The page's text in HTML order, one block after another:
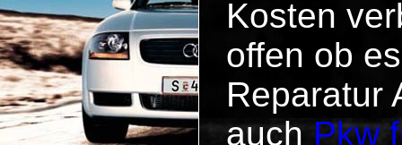
Kosten
offen ob
Reparatur
auch Pkw